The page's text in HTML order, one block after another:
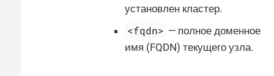
установлен кластер.
<fqdn> — полное доменное
имя (FQDN) текущего узла.